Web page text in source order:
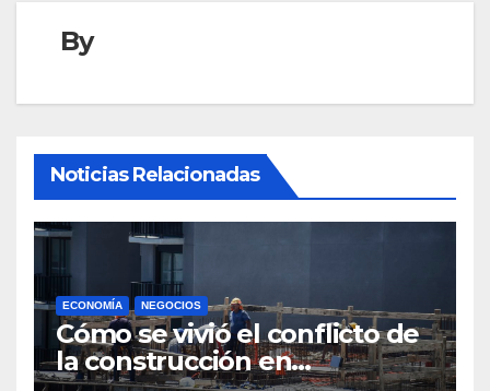
By
Noticias Relacionadas
ECONOMÍA NEGOCIOS
Cómo se vivió el conflicto de
la construcción en